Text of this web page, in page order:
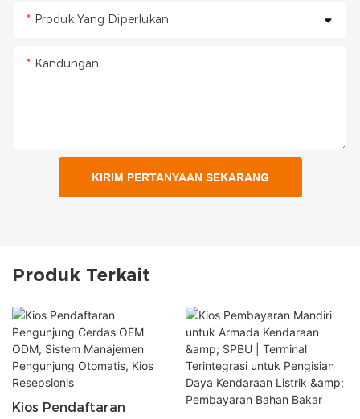
Produk Yang Diperlukan
Kandungan
KIRIM PERTANYAAN SEKARANG
Produk Terkait
Kios Pendaftaran